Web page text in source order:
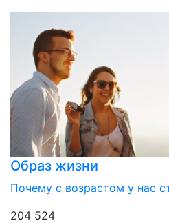
Образ жизни
Почему с возрастом у нас
204 524